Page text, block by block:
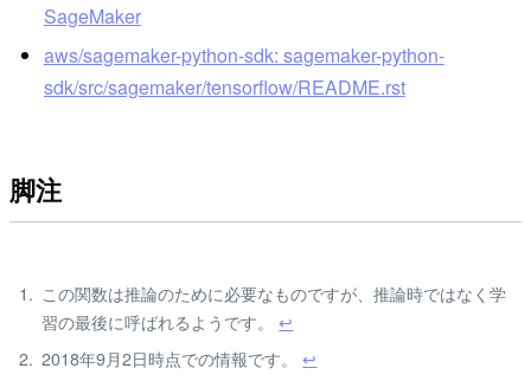
SageMaker
aws/sagemaker-python-sdk: sagemaker-python-
sdk/src/sagemaker/tensorflow/README.rst
脚注
この関数は推論のために必要なものですが、推論時ではなく学
習の最後に呼ばれるようです。↩
2018年9月2日時点での情報です。↩